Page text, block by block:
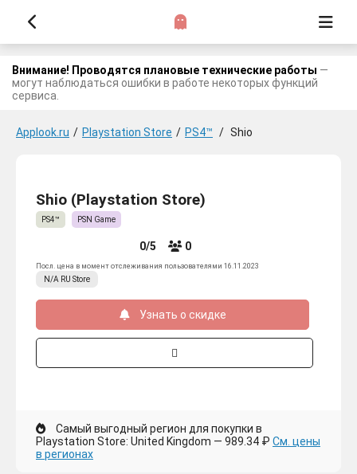
Внимание! Проводятся плановые технические работы —
могут наблюдаться ошибки в работе некоторых функций
сервиса.
Applook.ru / Playstation Store / PS4™ / Shio
Shio (Playstation Store)
PS4™ PSN Game
0/5 0
Посл. цена в момент отслеживания пользователями 16.11.2023
N/A RU Store
Узнать о скидке
Самый выгодный регион для покупки в
Playstation Store: United Kingdom — 989.34 ₽ См. цены
в регионах